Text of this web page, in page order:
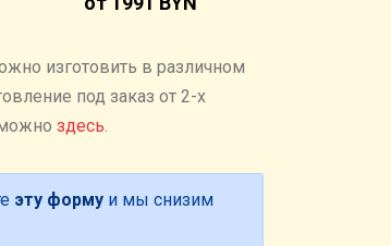
изготовить в различном
под заказ от 2-х
здесь.
эту форму и мы снизим